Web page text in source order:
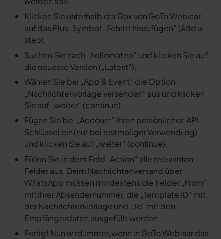
Klicken Sie unterhalb der Box von GoTo Webinar
auf das Plus-Symbol „Schritt hinzufügen“ (Add a
step).
Suchen Sie nach „hellomateo“ und klicken Sie auf
die neueste Version („Latest“).
Wählen Sie bei „App & Event“ die Option
„Nachrichtenvorlage versenden“ aus und klicken
Sie auf „weiter“ (continue).
Fügen Sie bei „Account“ Ihren persönlichen API-
Schlüssel ein (nur bei erstmaliger Verwendung)
und klicken Sie auf „weiter“ (continue).
Füllen Sie in dem Feld „Action“ alle relevanten
Felder aus. Beim Nachrichtenversand über
WhatsApp müssen mindestens die Felder „From“
mit Ihrer Absendernummer, die „Template ID“ mit
der Nachrichtenvorlage und „To“ mit den
Empfängerdaten ausgefüllt werden.
Fertig! Nun wird immer, wenn in GoTo Webinar das